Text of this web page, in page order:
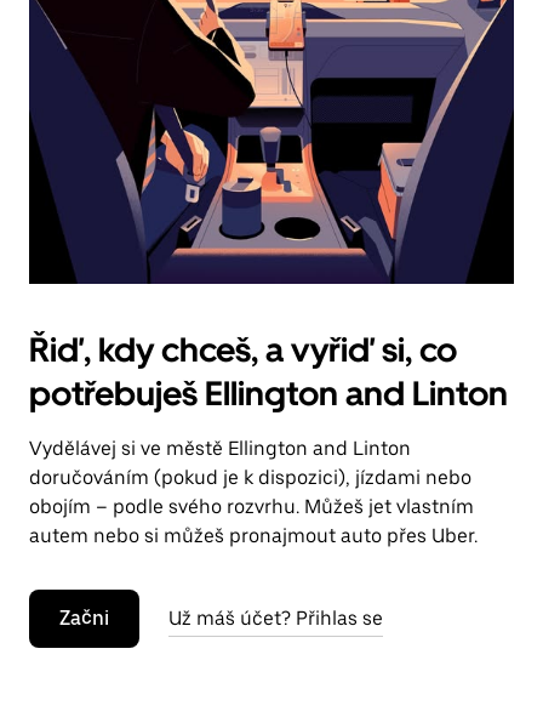
Řiď, kdy chceš, a vyřiď si, co
potřebuješ Ellington and Linton
Vydělávej si ve městě Ellington and Linton
doručováním (pokud je k dispozici), jízdami nebo
obojím – podle svého rozvrhu. Můžeš jet vlastním
autem nebo si můžeš pronajmout auto přes Uber.
Začni Už máš účet? Přihlas se